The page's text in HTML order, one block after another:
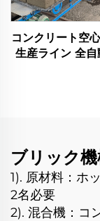
コンクリート空
生産ライン 全自
ブリック
1). 原材料：ホ
2名必要
2). 混合機：コ